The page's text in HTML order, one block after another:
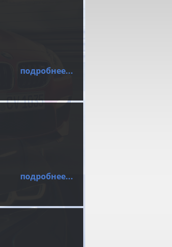
подробнее...
подробнее...